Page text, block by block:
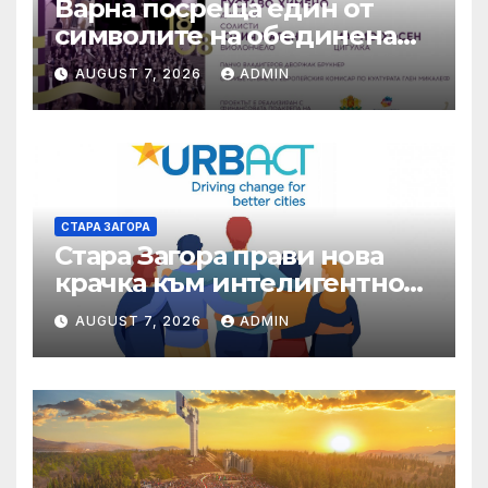
Варна посреща един от
символите на обединена
Европа
AUGUST 7, 2026 ADMIN
СТАРА ЗАГОРА
Стара Загора прави нова
крачка към интелигентно
управление на местната
икономика
AUGUST 7, 2026 ADMIN